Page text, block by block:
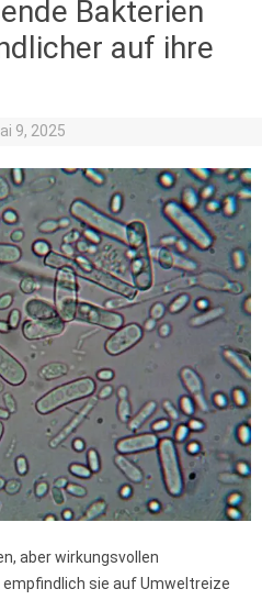
Bakterien
auf ihre
9, 2025
aber wirkungsvollen
sie auf Umweltreize